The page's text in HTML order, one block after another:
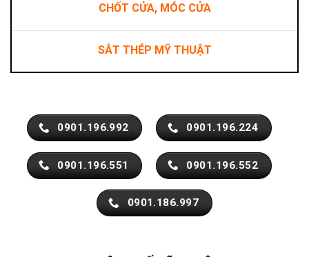
CHỐT CỬA, MÓC CỬA
SẮT THÉP MỸ THUẬT
0901.196.992 0901.196.224
0901.196.551 0901.196.552
0901.186.997